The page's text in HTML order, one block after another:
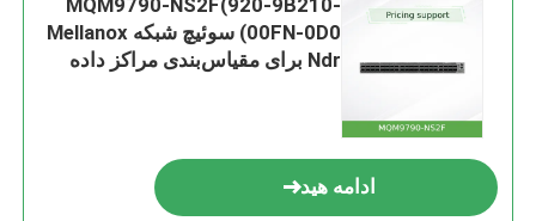
MQM9790-NS2F(920-9B210-
00FN-0D0) سوئیچ شبکه Mellanox
Ndr برای مقیاس‌بندی مراکز داده
ادامه هید